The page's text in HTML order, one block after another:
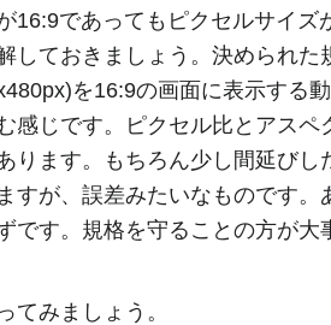
16:9であってもピクセルサイズ
しておきましょう。決められた
を16:9の画面に表示する
感じです。ピクセル比とアスペ
ります。もちろん少し間延びし
すが、誤差みたいなものです。
です。規格を守ることの方が大
みましょう。